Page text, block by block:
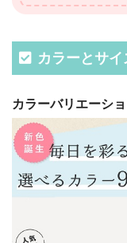
カラーとサイ
カラーバリエーショ